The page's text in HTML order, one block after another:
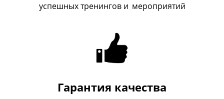
успешных тренингов и мероприятий
Гарантия качества